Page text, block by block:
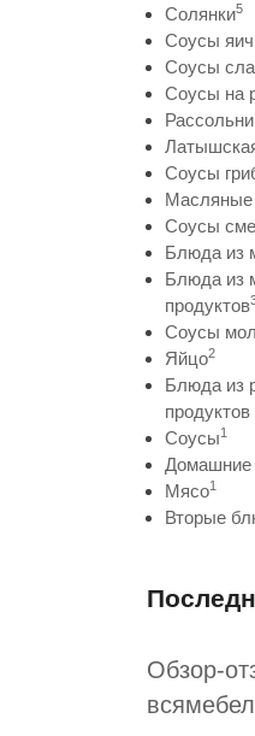
Солянки5
Соусы
Соусы
Соусы на
Соусы
Масляные
Соусы
Блюда из
Блюда из
продуктов
Соусы
Яйцо2
Блюда из
Соусы1
Домашние
Мясо1
Вторые
Обзор-